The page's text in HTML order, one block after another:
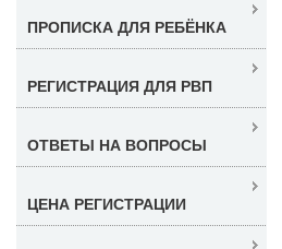
ПРОПИСКА ДЛЯ РЕБЁНКА
РЕГИСТРАЦИЯ ДЛЯ РВП
ОТВЕТЫ НА ВОПРОСЫ
ЦЕНА РЕГИСТРАЦИИ